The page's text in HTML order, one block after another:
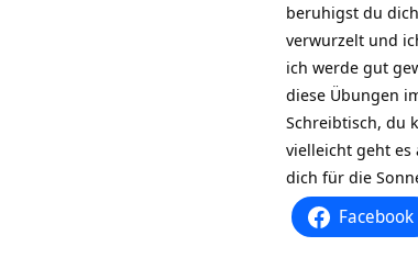
beruhigst du
verwurzelt und
ich werde gut
diese Übungen
Schreibtisch, du
vielleicht geht es
dich für die
Facebook